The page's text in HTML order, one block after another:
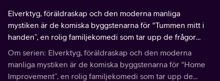
Elverktyg, föräldraskap och den moderna manliga
mystiken är de komiska byggstenarna för "Tummen mitt i
handen”, en rolig familjekomedi som tar upp de frågor
dagens män har om att vara män.
Om serien: Elverktyg, föräldraskap och den moderna
manliga mystiken är de komiska byggstenarna för "Home
Improvement”, en rolig familjekomedi som tar upp de